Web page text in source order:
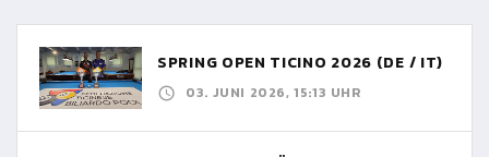
SPRING OPEN TICINO 2026 (DE / IT)
03. JUNI 2026, 15:13 UHR